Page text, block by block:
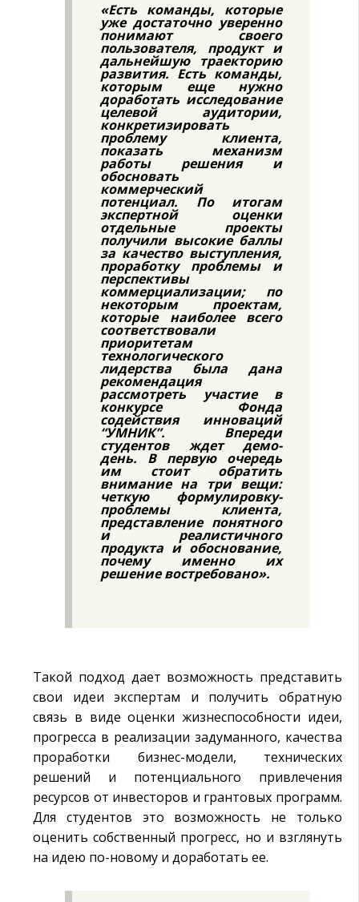
«Есть команды, которые
уже достаточно уверенно
понимают своего
пользователя, продукт и
дальнейшую траекторию
развития. Есть команды,
которым еще нужно
доработать исследование
целевой аудитории,
конкретизировать
проблему клиента,
показать механизм
работы решения и
обосновать
коммерческий
потенциал. По итогам
экспертной оценки
отдельные проекты
получили высокие баллы
за качество выступления,
проработку проблемы и
перспективы
коммерциализации; по
некоторым проектам,
которые наиболее всего
соответствовали
приоритетам
технологического
лидерства была дана
рекомендация
рассмотреть участие в
конкурсе Фонда
содействия инноваций
“УМНИК”. Впереди
студентов ждет демо-
день. В первую очередь
им стоит обратить
внимание на три вещи:
четкую формулировку-
проблемы клиента,
представление понятного
и реалистичного
продукта и обоснование,
почему именно их
решение востребовано».
Такой подход дает возможность представить
свои идеи экспертам и получить обратную
связь в виде оценки жизнеспособности идеи,
прогресса в реализации задуманного, качества
проработки бизнес-модели, технических
решений и потенциального привлечения
ресурсов от инвесторов и грантовых программ.
Для студентов это возможность не только
оценить собственный прогресс, но и взглянуть
на идею по-новому и доработать ее.